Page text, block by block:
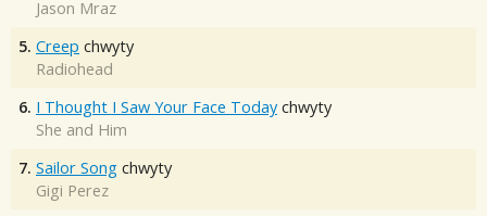
Jason Mraz
5. Creep chwyty
Radiohead
6. I Thought I Saw Your Face Today chwyty
She and Him
7. Sailor Song chwyty
Gigi Perez